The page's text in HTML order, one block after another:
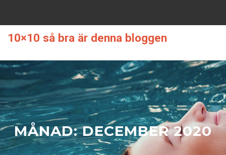
content
10×10 så bra är denna bloggen
MÅNAD:DECEMBER 2020